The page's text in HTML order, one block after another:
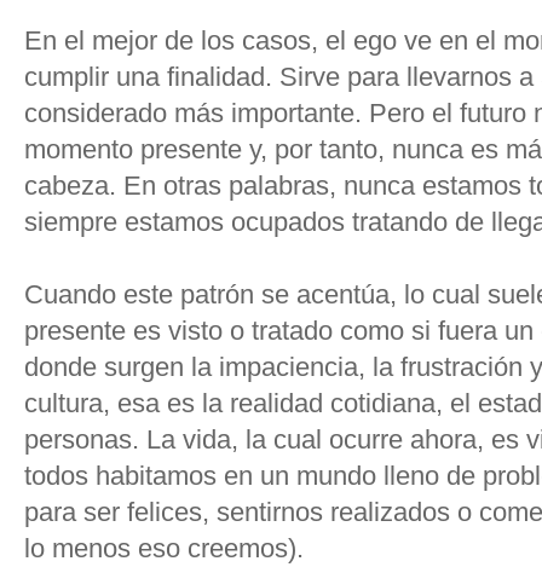
En el mejor de los casos, el ego ve en el
cumplir una finalidad. Sirve para llevarnos
considerado más importante. Pero el futuro
momento presente y, por tanto, nunca es
cabeza. En otras palabras, nunca estamos
siempre estamos ocupados tratando de
Cuando este patrón se acentúa, lo cual
presente es visto o tratado como si fuera
donde surgen la impaciencia, la frustración
cultura, esa es la realidad cotidiana, el
personas. La vida, la cual ocurre ahora, es
todos habitamos en un mundo lleno de
para ser felices, sentirnos realizados o
lo menos eso creemos).